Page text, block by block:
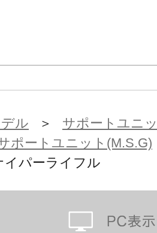
イメージです。実
です。
ご自身で組み立て
ル ＞ サポートユニ
ポートユニット(M.S.G)
イパーライフル